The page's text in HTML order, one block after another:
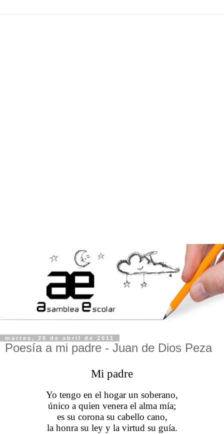
martes, 26 de abril de 2011
Poesía a mi padre - Juan de Dios Peza
Mi padre
Yo tengo en el hogar un soberano,
único a quien venera el alma mía;
es su corona su cabello cano,
la honra su ley y la virtud su guía.